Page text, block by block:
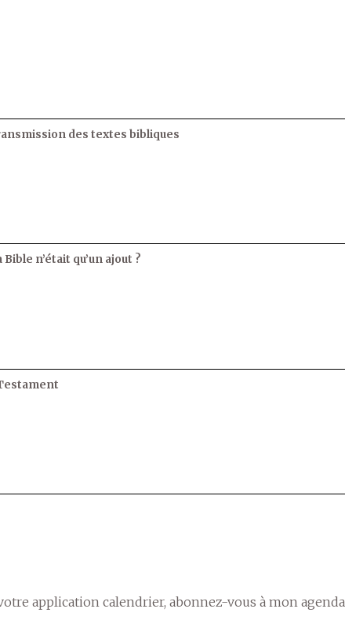
des textes bibliques
n’était qu’un ajout ?
application calendrier, abonnez-vous à mon agenda